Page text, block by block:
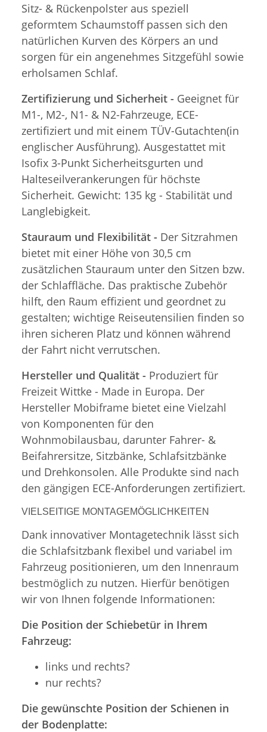
Sitz- & Rückenpolster aus speziell
geformtem Schaumstoff passen sich den
natürlichen Kurven des Körpers an und
sorgen für ein angenehmes Sitzgefühl sowie
erholsamen Schlaf.
Zertifizierung und Sicherheit - Geeignet für
M1-, M2-, N1- & N2-Fahrzeuge, ECE-
zertifiziert und mit einem TÜV-Gutachten(in
englischer Ausführung). Ausgestattet mit
Isofix 3-Punkt Sicherheitsgurten und
Halteseilverankerungen für höchste
Sicherheit. Gewicht: 135 kg - Stabilität und
Langlebigkeit.
Stauraum und Flexibilität - Der Sitzrahmen
bietet mit einer Höhe von 30,5 cm
zusätzlichen Stauraum unter den Sitzen bzw.
der Schlaffläche. Das praktische Zubehör
hilft, den Raum effizient und geordnet zu
gestalten; wichtige Reiseutensilien finden so
ihren sicheren Platz und können während
der Fahrt nicht verrutschen.
Hersteller und Qualität - Produziert für
Freizeit Wittke - Made in Europa. Der
Hersteller Mobiframe bietet eine Vielzahl
von Komponenten für den
Wohnmobilausbau, darunter Fahrer- &
Beifahrersitze, Sitzbänke, Schlafsitzbänke
und Drehkonsolen. Alle Produkte sind nach
den gängigen ECE-Anforderungen zertifiziert.
VIELSEITIGE MONTAGEMÖGLICHKEITEN
Dank innovativer Montagetechnik lässt sich
die Schlafsitzbank flexibel und variabel im
Fahrzeug positionieren, um den Innenraum
bestmöglich zu nutzen. Hierfür benötigen
wir von Ihnen folgende Informationen:
Die Position der Schiebetür in Ihrem
Fahrzeug:
links und rechts?
nur rechts?
Die gewünschte Position der Schienen in
der Bodenplatte: